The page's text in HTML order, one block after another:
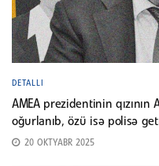
DETALLI
AMEA prezidentinin
oğurlanıb, özü isə polisə
20 OKTYABR 2025